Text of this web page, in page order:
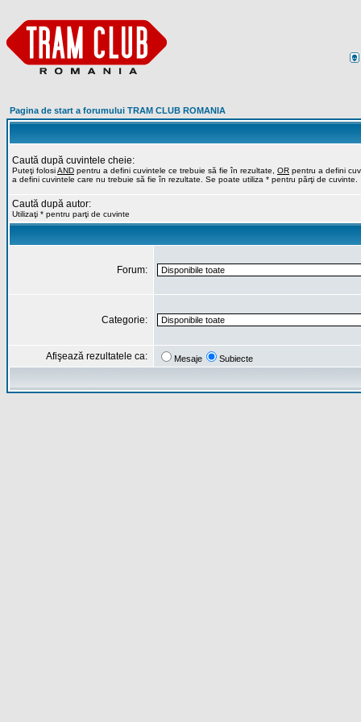
Pagina de start a forumului TRAM CLUB ROMANIA
Caută după cuvintele cheie:
Puteţi folosiAND pentru a defini cuvintele ce trebuie să fie în rezultate, OR pentru a defini
a defini cuvintele care nu trebuie să fie în rezultate. Se poate utiliza * pentru părţi de cuvinte.
Caută după autor:
Utilizaţi * pentru parţi de cuvinte
Forum:
Categorie:
Afişează rezultatele ca: Mesaje Subiecte